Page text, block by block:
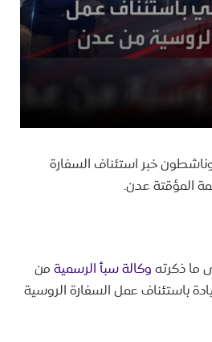
خبر استئناف السفارة
المؤقتة عدن.
ما ذكرتهوكالة سبأ الرسميةمن
باستئناف عمل السفارة الروسية